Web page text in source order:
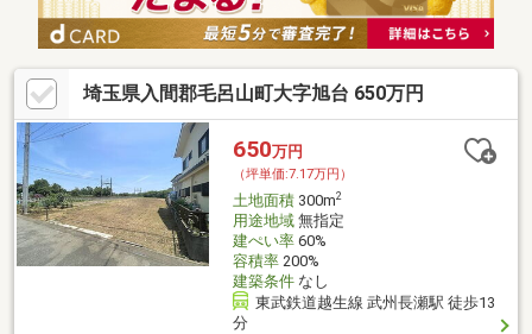
埼玉県入間郡毛呂山町大字旭台 650万円
650万円
（坪単価:7.17万円）
土地面積300m2
用途地域無指定
建ぺい率60%
容積率200%
建築条件なし
東武鉄道越生線 武州長瀬駅 徒歩13
分